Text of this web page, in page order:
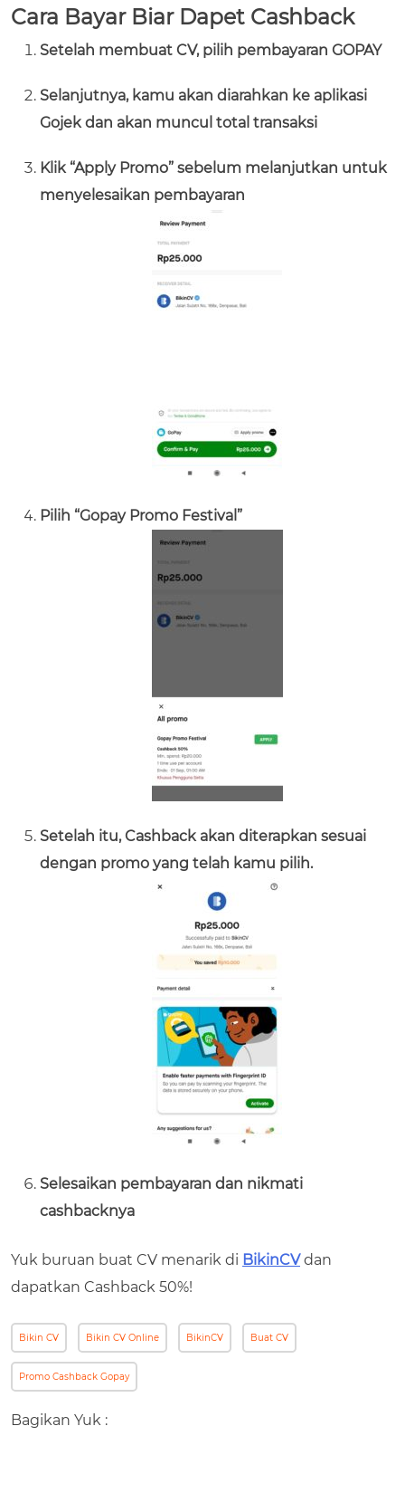
Cara Bayar Biar Dapet Cashback
Setelah membuat CV, pilih pembayaran GOPAY
Selanjutnya, kamu akan diarahkan ke aplikasi
Gojek dan akan muncul total transaksi
Klik “Apply Promo” sebelum melanjutkan untuk
menyelesaikan pembayaran
Pilih “Gopay Promo Festival”
Setelah itu, Cashback akan diterapkan sesuai
dengan promo yang telah kamu pilih.
Selesaikan pembayaran dan nikmati
cashbacknya
Yuk buruan buat CV menarik di BikinCVdan
dapatkan Cashback 50%!
Bikin CV Bikin CV Online BikinCV Buat CV
Promo Cashback Gopay
Bagikan Yuk :